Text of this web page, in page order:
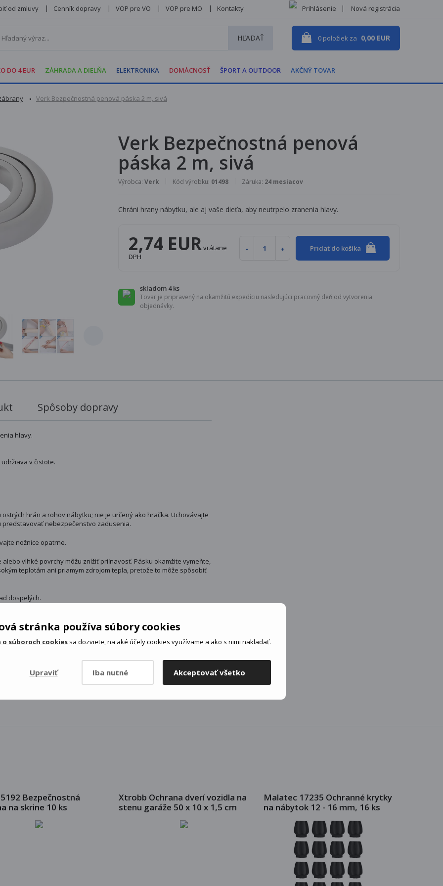
stránka používa súbory cookies
súboroch cookiessa dozviete, na aké účely cookies využívame a ako s nimi nakladať.
Upraviť Iba nutné Akceptovať všetko
od zmluvy Cenník dopravy VOP pre VO VOP pre MO Kontakty Prihlásenie Nová registrácia
HĽADAŤ 0 položiek za 0,00 EUR
DO 4 EUR ZÁHRADA A DIELŇA ELEKTRONIKA DOMÁCNOSŤ ŠPORT A OUTDOOR AKČNÝ TOVAR
Verk Bezpečnostná penová páska 2 m, sivá
Verk Bezpečnostná penová
páska 2 m, sivá
Výrobca: Verk Kód výrobku: 01498 Záruka: 24 mesiacov
Chráni hrany nábytku, ale aj vaše dieťa, aby neutrpelo zranenia hlavy.
2,74 EURvrátane
DPH
Pridať do košíka
skladom 4 ks
Tovar je pripravený na okamžitú expedíciu nasledujúci pracovný deň od vytvorenia
objednávky.
Spôsoby dopravy
hlavy.
v čistote.
hrán a rohov nábytku; nie je určený ako hračka. Uchovávajte
predstavovať nebezpečenstvo zadusenia.
nožnice opatrne.
vlhké povrchy môžu znížiť priľnavosť. Pásku okamžite vymeňte,
teplotám ani priamym zdrojom tepla, pretože to môže spôsobiť
dospelých.
Bezpečnostná
na skrine 10 ks
Xtrobb Ochrana dverí vozidla na
stenu garáže 50 x 10 x 1,5 cm
Malatec 17235 Ochranné krytky
na nábytok 12 - 16 mm, 16 ks